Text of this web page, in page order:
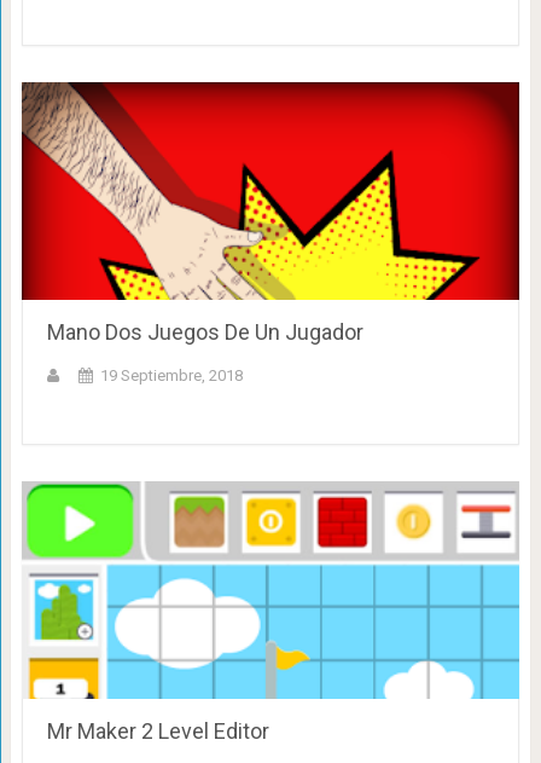
Mano Dos Juegos De Un Jugador
19 Septiembre, 2018
Mr Maker 2 Level Editor